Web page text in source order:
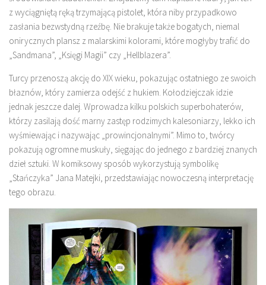
z wyciągniętą ręką trzymającą pistolet, która niby przypadkowo
zasłania bezwstydną rzeźbę. Nie brakuje także bogatych, niemal
onirycznych plansz z malarskimi kolorami, które mogłyby trafić do
„Sandmana”, „Księgi Magii” czy „Hellblazera”.
Turcy przenoszą akcję do XIX wieku, pokazując ostatniego ze swoich
błaznów, który zamierza odejść z hukiem. Kołodziejczak idzie
jednak jeszcze dalej. Wprowadza kilku polskich superbohaterów,
którzy zasilają dość marny zastęp rodzimych kalesoniarzy, lekko ich
wyśmiewając i nazywając „prowincjonalnymi”. Mimo to, twórcy
pokazują ogromne muskuły, sięgając do jednego z bardziej znanych
dzieł sztuki. W komiksowy sposób wykorzystują symbolikę
„Stańczyka” Jana Matejki, przedstawiając nowoczesną interpretację
tego obrazu.